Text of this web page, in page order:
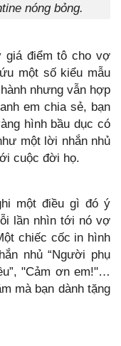
nóng bỏng.
giá điểm tô cho vợ
một số kiểu mẫu
nhưng vẫn hợp
em chia sẻ, bạn
hình bầu dục có
một lời nhắn nhủ
cuộc đời họ.
một điều gì đó ý
lần nhìn tới nó vợ
chiếc cốc in hình
nhủ “Người phụ
"Cảm ơn em!"…
mà bạn dành tặng